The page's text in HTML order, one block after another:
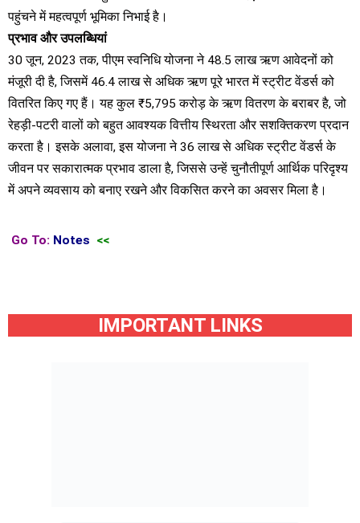
पहुंचने में महत्वपूर्ण भूमिका निभाई है।
प्रभाव और उपलब्धियां
30 जून, 2023 तक, पीएम स्वनिधि योजना ने 48.5 लाख ऋण आवेदनों को
मंजूरी दी है, जिसमें 46.4 लाख से अधिक ऋण पूरे भारत में स्ट्रीट वेंडर्स को
वितरित किए गए हैं। यह कुल ₹5,795 करोड़ के ऋण वितरण के बराबर है, जो
रेहड़ी-पटरी वालों को बहुत आवश्यक वित्तीय स्थिरता और सशक्तिकरण प्रदान
करता है। इसके अलावा, इस योजना ने 36 लाख से अधिक स्ट्रीट वेंडर्स के
जीवन पर सकारात्मक प्रभाव डाला है, जिससे उन्हें चुनौतीपूर्ण आर्थिक परिदृश्य
में अपने व्यवसाय को बनाए रखने और विकसित करने का अवसर मिला है।
Go To: Notes <<
IMPORTANT LINKS